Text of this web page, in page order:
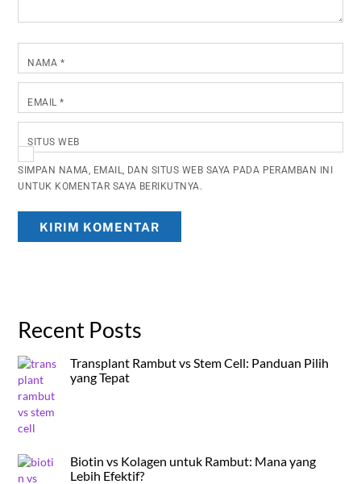
NAMA *
EMAIL*
SITUS WEB
SIMPAN NAMA, EMAIL, DAN SITUS WEB SAYA PADA PERAMBAN INI
UNTUK KOMENTAR SAYA BERIKUTNYA.
Recent Posts
Transplant Rambut vs Stem Cell: Panduan Pilih
yang Tepat
Biotin vs Kolagen untuk Rambut: Mana yang
Lebih Efektif?